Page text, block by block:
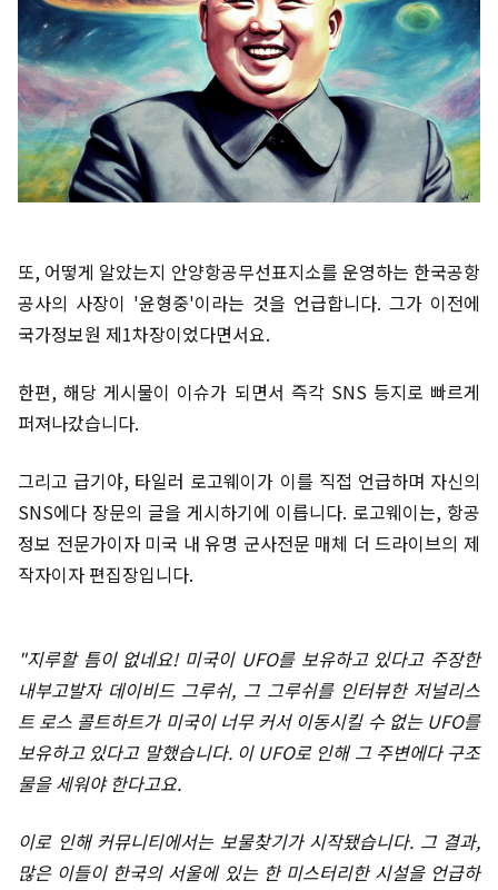
또, 어떻게 알았는지 안양항공무선표지소를 운영하는 한국공항
공사의 사장이 '윤형중'이라는 것을 언급합니다. 그가 이전에
국가정보원 제1차장이었다면서요.
한편, 해당 게시물이 이슈가 되면서 즉각 SNS 등지로 빠르게
퍼져나갔습니다.
그리고 급기야, 타일러 로고웨이가 이를 직접 언급하며 자신의
SNS에다 장문의 글을 게시하기에 이릅니다. 로고웨이는, 항공
정보 전문가이자 미국 내 유명 군사전문 매체 더 드라이브의 제
작자이자 편집장입니다.
"지루할 틈이 없네요! 미국이 UFO를 보유하고 있다고 주장한
내부고발자 데이비드 그루쉬, 그 그루쉬를 인터뷰한 저널리스
트 로스 콜트하트가 미국이 너무 커서 이동시킬 수 없는 UFO를
보유하고 있다고 말했습니다. 이 UFO로 인해 그 주변에다 구조
물을 세워야 한다고요.
이로 인해 커뮤니티에서는 보물찾기가 시작됐습니다. 그 결과,
많은 이들이 한국의 서울에 있는 한 미스터리한 시설을 언급하